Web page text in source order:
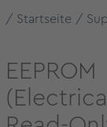
Startseite
EEPROM